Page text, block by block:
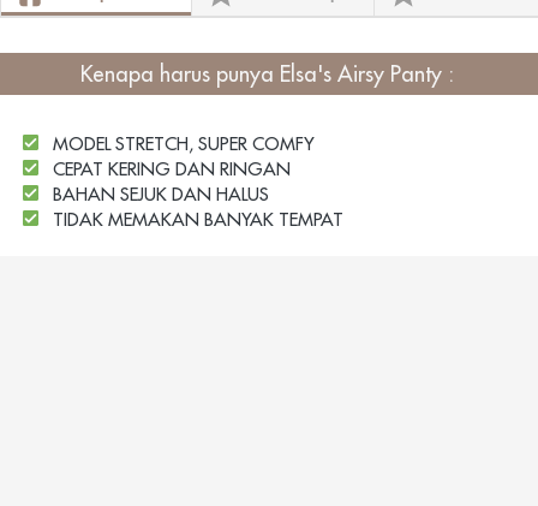
Kenapa harus punya Elsa's Airsy Panty :
MODEL STRETCH, SUPER COMFY
CEPAT KERING DAN RINGAN
BAHAN SEJUK DAN HALUS
TIDAK MEMAKAN BANYAK TEMPAT